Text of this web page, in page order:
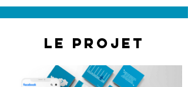
Le projet